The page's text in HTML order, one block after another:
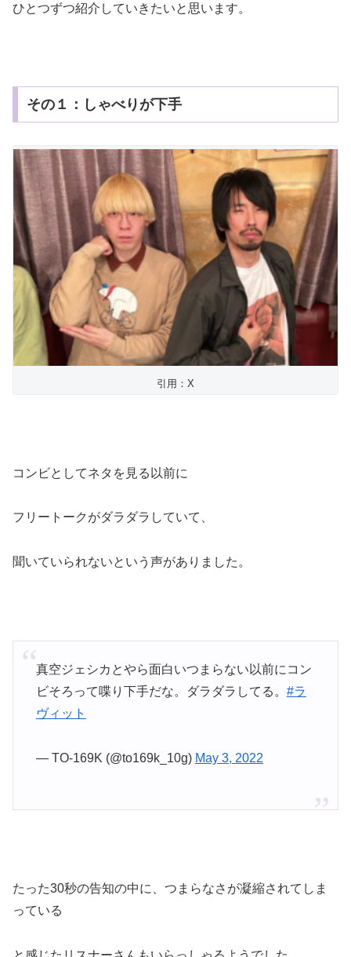
ひとつずつ紹介していきたいと思います。
その１：しゃべりが下手
引用：X
コンビとしてネタを見る以前に
フリートークがダラダラしていて、
聞いていられないという声がありました。
真空ジェシカとやら面白いつまらない以前にコン
ビそろって喋り下手だな。ダラダラしてる。 #ラ
ヴィット
— TO-169K (@to169k_10g) May 3, 2022
たった30秒の告知の中に、つまらなさが凝縮されてしま
っている